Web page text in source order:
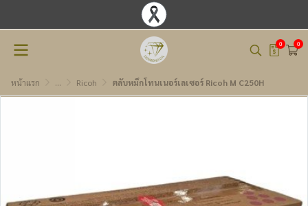
0 0
หน้าแรก ... Ricoh ตลับหมึกโทนเนอร์เลเซอร์ Ricoh M C250H